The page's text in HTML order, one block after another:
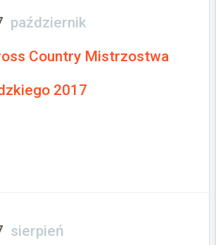
październik
Country Mistrzostwa
2017
sierpień